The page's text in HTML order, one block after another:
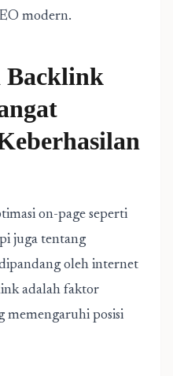
modern.
Backlink
on-page seperti
juga tentang
oleh internet
adalah faktor
memengaruhi posisi